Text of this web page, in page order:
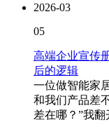
2026-03
05
高端企业宣传
后的逻辑
一位做智能家
和我们产品差
差在哪？”我翻